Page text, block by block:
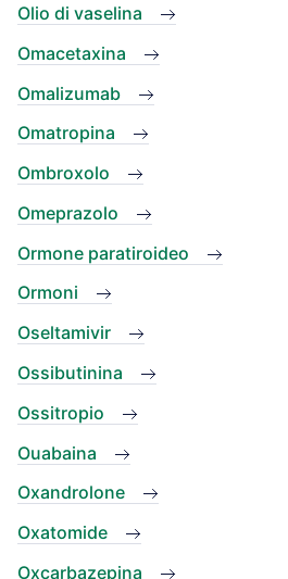
Olio di vaselina
Omacetaxina
Omalizumab
Omatropina
Ombroxolo
Omeprazolo
Ormone paratiroideo
Ormoni
Oseltamivir
Ossibutinina
Ossitropio
Ouabaina
Oxandrolone
Oxatomide
Oxcarbazepina